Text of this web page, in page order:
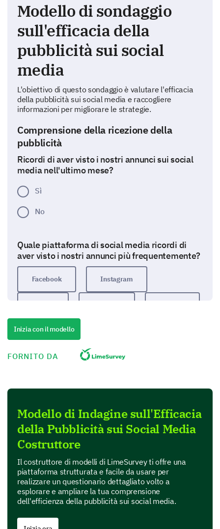
Modello di sondaggio
sull'efficacia della
pubblicità sui social
media
L'obiettivo di questo sondaggio è valutare l'efficacia
della pubblicità sui social media e raccogliere
informazioni per migliorare le strategie.
Comprensione della ricezione della
pubblicità
Ricordi di aver visto i nostri annunci sui social
media nell'ultimo mese?
Sì
No
Quale piattaforma di social media ricordi di
aver visto i nostri annunci più frequentemente?
Facebook Instagram
Valutazione dell'impatto pubblicitario
Per favore, valuta la chiarezza, la rilevanza, la
creatività e il livello di coinvolgimento degli
Chiarezza del messaggio
Rilevanza per te
Creatività degli annunci
Livello di coinvolgimento degli annunci
I nostri annunci hanno influenzato le tue azioni
Inizia con il modello
FORNITO DA
Modello di Indagine sull'Efficacia
della Pubblicità sui Social Media
Costruttore
Il costruttore di modelli di LimeSurvey ti offre una
piattaforma strutturata e facile da usare per
realizzare un questionario dettagliato volto a
esplorare e ampliare la tua comprensione
dell'efficienza della pubblicità sui social media.